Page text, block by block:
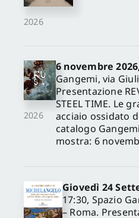
2026
2026
6 novembre
Gangemi, via
Presentazione
STEEL TIME. Le
acciaio ossidato
catalogo
mostra: 6
Giovedì 24
17:30, Spazio
– Roma.